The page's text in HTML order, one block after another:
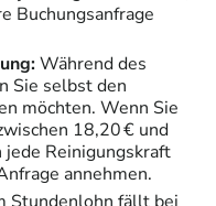
Buchungsanfrage
Während des
Sie selbst den
möchten. Wenn Sie
18,20 € und
jede Reinigungskraft
annehmen.